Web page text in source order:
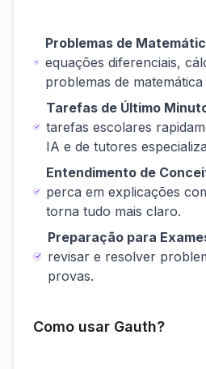
Problemas de
equações diferenciais,
problemas de
Tarefas de Último
tarefas escolares
IA e de tutores
Entendimento de
perca em explicações
torna tudo mais claro.
Preparação para
revisar e resolver
provas.
Como usar Gauth?